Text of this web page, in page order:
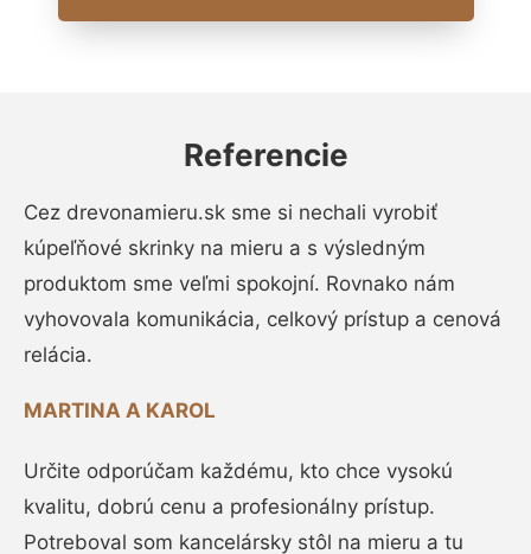
Referencie
Cez drevonamieru.sk sme si nechali vyrobiť
kúpeľňové skrinky na mieru a s výsledným
produktom sme veľmi spokojní. Rovnako nám
vyhovovala komunikácia, celkový prístup a cenová
relácia.
MARTINA A KAROL
Určite odporúčam každému, kto chce vysokú
kvalitu, dobrú cenu a profesionálny prístup.
Potreboval som kancelársky stôl na mieru a tu